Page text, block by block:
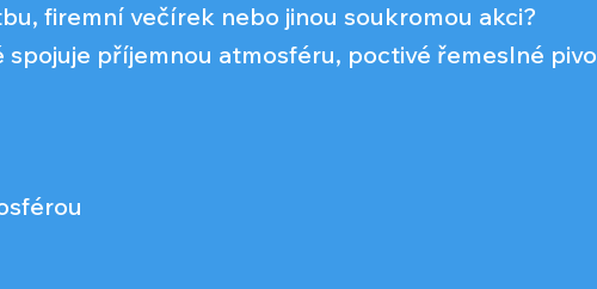
firemní večírek nebo jinou soukromou akci?
příjemnou atmosféru, poctivé řemeslné pivo